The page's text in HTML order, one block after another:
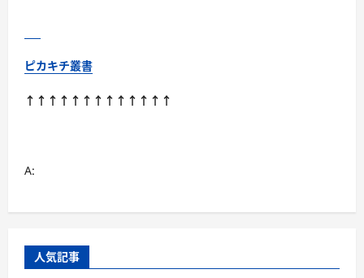
ピカキチ叢書
↑↑↑↑↑↑↑↑↑↑↑↑↑
A:
人気記事